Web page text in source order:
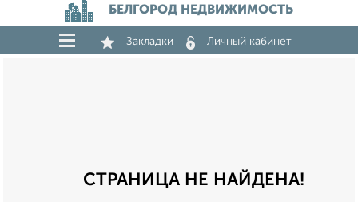
БЕЛГОРОД НЕДВИЖИМОСТЬ
Закладки Личный кабинет
СТРАНИЦА НЕ НАЙДЕНА!